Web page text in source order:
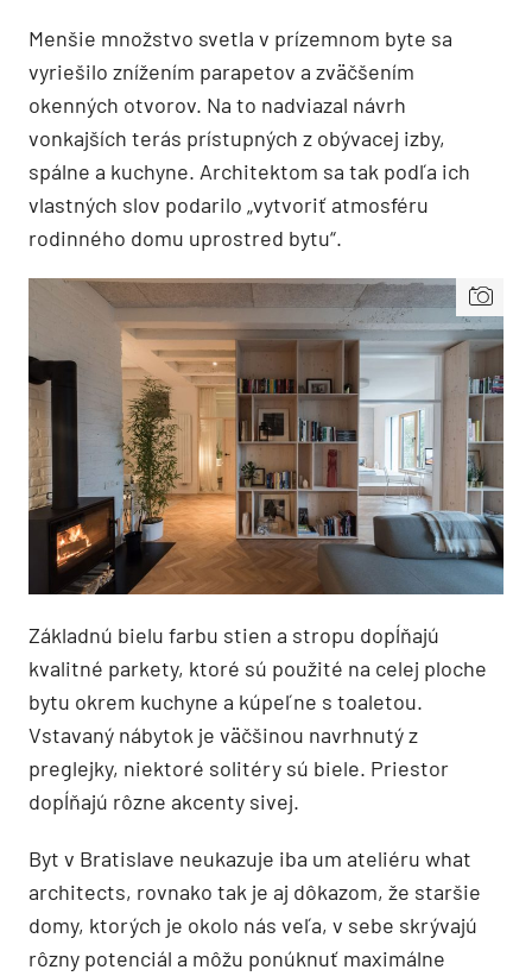
Menšie množstvo svetla v prízemnom byte sa
vyriešilo znížením parapetov a zväčšením
okenných otvorov. Na to nadviazal návrh
vonkajších terás prístupných z obývacej izby,
spálne a kuchyne. Architektom sa tak podľa ich
vlastných slov podarilo „vytvoriť atmosféru
rodinného domu uprostred bytu“.
Základnú bielu farbu stien a stropu dopĺňajú
kvalitné parkety, ktoré sú použité na celej ploche
bytu okrem kuchyne a kúpeľne s toaletou.
Vstavaný nábytok je väčšinou navrhnutý z
preglejky, niektoré solitéry sú biele. Priestor
dopĺňajú rôzne akcenty sivej.
Byt v Bratislave neukazuje iba um ateliéru what
architects, rovnako tak je aj dôkazom, že staršie
domy, ktorých je okolo nás veľa, v sebe skrývajú
rôzny potenciál a môžu ponúknuť maximálne